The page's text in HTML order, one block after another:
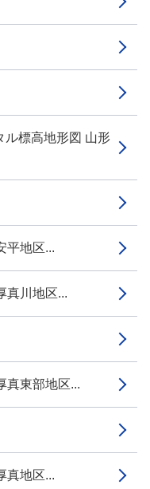
ル標高地形図 山形
平地区...
真川地区...
真東部地区...
真地区...